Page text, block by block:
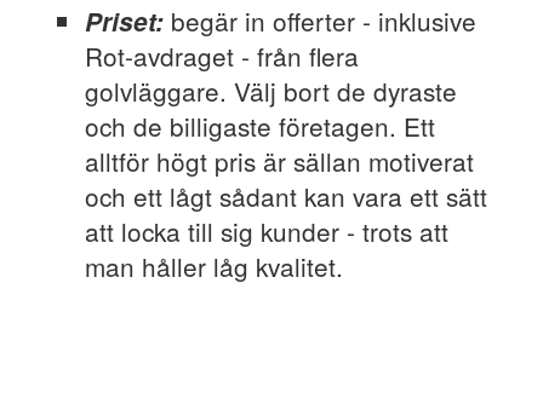
Priset:begär in offerter - inklusive
Rot-avdraget - från flera
golvläggare. Välj bort de dyraste
och de billigaste företagen. Ett
alltför högt pris är sällan motiverat
och ett lågt sådant kan vara ett sätt
att locka till sig kunder - trots att
man håller låg kvalitet.